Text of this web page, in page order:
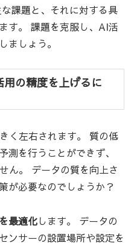
課題と、それに対する具
す。 課題を克服し、AI活
ましょう。
の精度を上げるに
く左右されます。 質の低
測を行うことができず、
ん。 データの質を向上さ
が必要なのでしょうか？
最適化します。 データの
ンサーの設置場所や設定を